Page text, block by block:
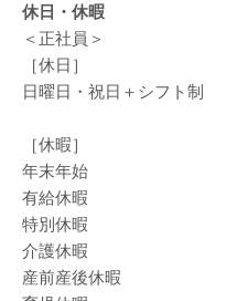
休日・休暇
＜正社員＞
［休日］
日曜日・祝日＋シフト制
［休暇］
年末年始
有給休暇
特別休暇
介護休暇
産前産後休暇